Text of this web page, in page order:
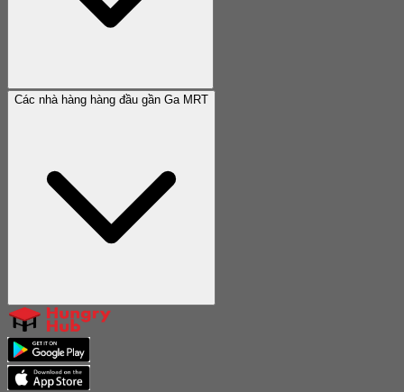
Các nhà hàng hàng đầu gần Ga MRT